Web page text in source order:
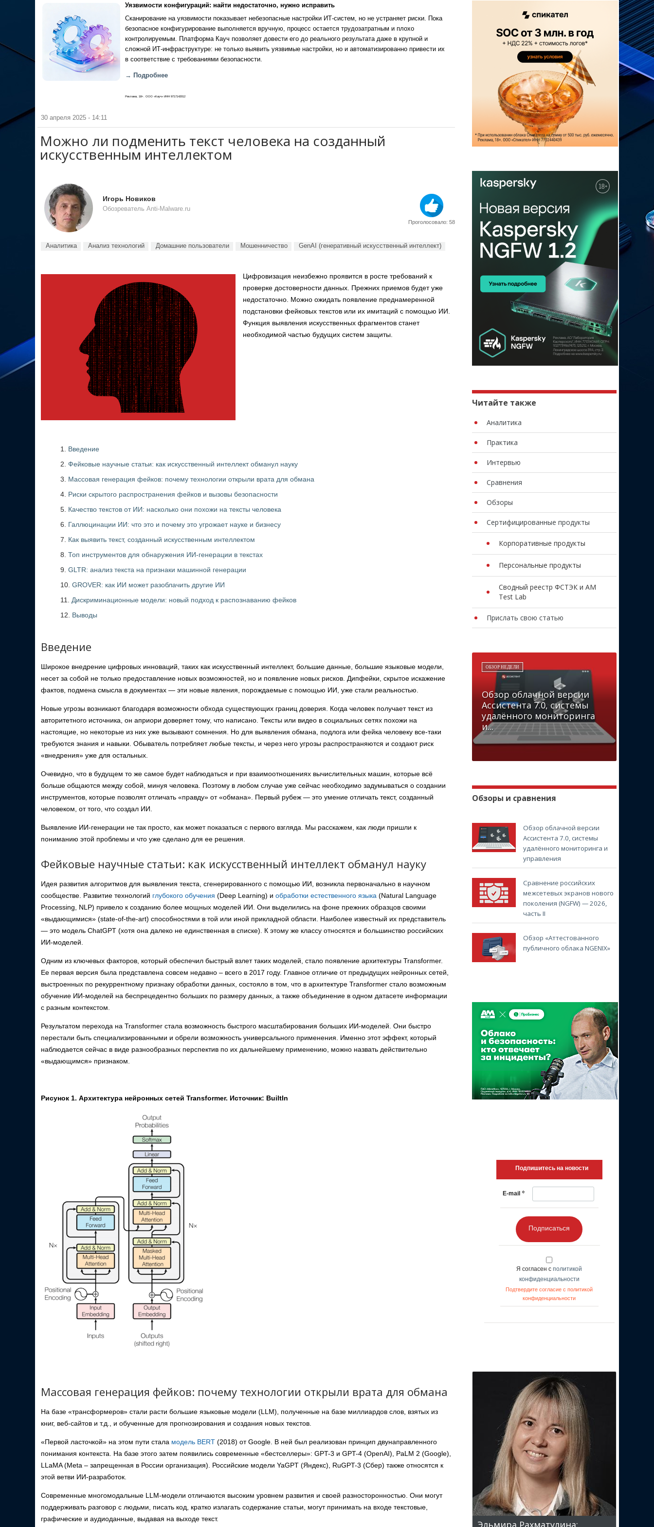
Уязвимости конфигураций: найти недостаточно, нужно исправить
Сканирование на уязвимости показывает небезопасные настройки ИТ-систем, но не устраняет риски. Пока
безопасное конфигурирование выполняется вручную, процесс остается трудозатратным и плохо
контролируемым. Платформа Кауч позволяет довести его до реального результата даже в крупной и
сложной ИТ-инфраструктуре: не только выявить уязвимые настройки, но и автоматизированно привести их
в соответствие с требованиями безопасности.
→ Подробнее
Реклама, 18+. ООО «Кауч» ИНН 9717142012
30 апреля 2025 - 14:11
Можно ли подменить текст человека на созданный
искусственным интеллектом
Игорь Новиков
Обозреватель Anti-Malware.ru
Проголосовало: 58
Аналитика Анализ технологий Домашние пользователи Мошенничество GenAI (генеративный искусственный интеллект)
Цифровизация неизбежно проявится в росте требований к
проверке достоверности данных. Прежних приемов будет уже
недостаточно. Можно ожидать появление преднамеренной
подстановки фейковых текстов или их имитаций с помощью ИИ.
Функция выявления искусственных фрагментов станет
необходимой частью будущих систем защиты.
Введение
Фейковые научные статьи: как искусственный интеллект обманул науку
Массовая генерация фейков: почему технологии открыли врата для обмана
Риски скрытого распространения фейков и вызовы безопасности
Качество текстов от ИИ: насколько они похожи на тексты человека
Галлюцинации ИИ: что это и почему это угрожает науке и бизнесу
Как выявить текст, созданный искусственным интеллектом
Топ инструментов для обнаружения ИИ-генерации в текстах
GLTR: анализ текста на признаки машинной генерации
GROVER: как ИИ может разоблачить другие ИИ
Дискриминационные модели: новый подход к распознаванию фейков
Выводы
Введение
Широкое внедрение цифровых инноваций, таких как искусственный интеллект, большие данные, большие языковые модели,
несет за собой не только предоставление новых возможностей, но и появление новых рисков. Дипфейки, скрытое искажение
фактов, подмена смысла в документах — эти новые явления, порождаемые с помощью ИИ, уже стали реальностью.
Новые угрозы возникают благодаря возможности обхода существующих границ доверия. Когда человек получает текст из
авторитетного источника, он априори доверяет тому, что написано. Тексты или видео в социальных сетях похожи на
настоящие, но некоторые из них уже вызывают сомнения. Но для выявления обмана, подлога или фейка человеку все-таки
требуются знания и навыки. Обыватель потребляет любые тексты, и через него угрозы распространяются и создают риск
«внедрения» уже для остальных.
Очевидно, что в будущем то же самое будет наблюдаться и при взаимоотношениях вычислительных машин, которые всё
больше общаются между собой, минуя человека. Поэтому в любом случае уже сейчас необходимо задумываться о создании
инструментов, которые позволят отличать «правду» от «обмана». Первый рубеж — это умение отличать текст, созданный
человеком, от того, что создал ИИ.
Выявление ИИ-генерации не так просто, как может показаться с первого взгляда. Мы расскажем, как люди пришли к
пониманию этой проблемы и что уже сделано для ее решения.
Фейковые научные статьи: как искусственный интеллект обманул науку
Идея развития алгоритмов для выявления текста, сгенерированного с помощью ИИ, возникла первоначально в научном
сообществе. Развитие технологий глубокого обучения (Deep Learning) и обработки естественного языка (Natural Language
Processing, NLP) привело к созданию более мощных моделей ИИ. Они выделились на фоне прежних образцов своими
«выдающимися» (state-of-the-art) способностями в той или иной прикладной области. Наиболее известный их представитель
— это модель ChatGPT (хотя она далеко не единственная в списке). К этому же классу относятся и большинство российских
ИИ-моделей.
Одним из ключевых факторов, который обеспечил быстрый взлет таких моделей, стало появление архитектуры Transformer.
Ее первая версия была представлена совсем недавно – всего в 2017 году. Главное отличие от предыдущих нейронных сетей,
выстроенных по рекуррентному признаку обработки данных, состояло в том, что в архитектуре Transformer стало возможным
обучение ИИ-моделей на беспрецедентно больших по размеру данных, а также объединение в одном датасете информации
с разным контекстом.
Результатом перехода на Transformer стала возможность быстрого масштабирования больших ИИ-моделей. Они быстро
перестали быть специализированными и обрели возможность универсального применения. Именно этот эффект, который
наблюдается сейчас в виде разнообразных перспектив по их дальнейшему применению, можно назвать действительно
«выдающимся» признаком.
Рисунок 1. Архитектура нейронных сетей Transformer. Источник: BuiltIn
Массовая генерация фейков: почему технологии открыли врата для обмана
На базе «трансформеров» стали расти большие языковые модели (LLM), полученные на базе миллиардов слов, взятых из
книг, веб-сайтов и т.д., и обученные для прогнозирования и создания новых текстов.
«Первой ласточкой» на этом пути стала модель BERT (2018) от Google. В ней был реализован принцип двунаправленного
понимания контекста. На базе этого затем появились современные «бестселлеры»: GPT-3 и GPT-4 (OpenAI), PaLM 2 (Google),
LLaMA (Meta – запрещенная в России организация). Российские модели YaGPT (Яндекс), RuGPT-3 (Сбер) также относятся к
этой ветви ИИ-разработок.
Современные многомодальные LLM-модели отличаются высоким уровнем развития и своей разносторонностью. Они могут
поддерживать разговор с людьми, писать код, кратко излагать содержание статьи, могут принимать на входе текстовые,
графические и аудиоданные, выдавая на выходе текст.
Читайте также
Аналитика
Практика
Интервью
Сравнения
Обзоры
Сертифицированные продукты
Корпоративные продукты
Персональные продукты
Сводный реестр ФСТЭК и AM
Test Lab
Прислать свою статью
ОБЗОР НЕДЕЛИ
Обзор облачной версии
Ассистента 7.0, системы
удалённого мониторинга
и...
Обзоры и сравнения
Обзор облачной версии
Ассистента 7.0, системы
удалённого мониторинга и
управления
Сравнение российских
межсетевых экранов нового
поколения (NGFW) — 2026,
часть II
Обзор «Аттестованного
публичного облака NGENIX»
Подпишитесь на новости
E-mail *
Подписаться
Я согласен с политикой
конфиденциальности
Подтвердите согласие с политикой
конфиденциальности
Эльмира Рахматулина: